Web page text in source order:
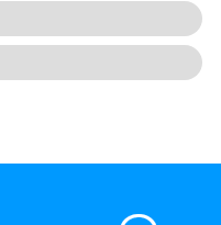
民共和国广告法》，尽力规范用
系我们，将立即更正；相关内容